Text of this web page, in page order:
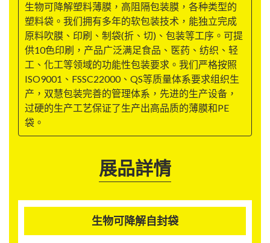
生物可降解塑料薄膜，高阻隔包装膜，各种类型的
塑料袋。我们拥有多年的软包装技术，能独立完成
原料吹膜、印刷、制袋(折、切)、包装等工序。可提
供10色印刷，产品广泛满足食品、医药、纺织、轻
工、化工等领域的功能性包装要求。我们严格按照
ISO9001、FSSC22000、QS等质量体系要求组织生
产，双慧包装完善的管理体系，先进的生产设备，
过硬的生产工艺保证了生产出高品质的薄膜和PE
袋。
展品詳情
生物可降解自封袋